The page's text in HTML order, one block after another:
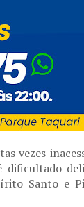
vezes
Santo e